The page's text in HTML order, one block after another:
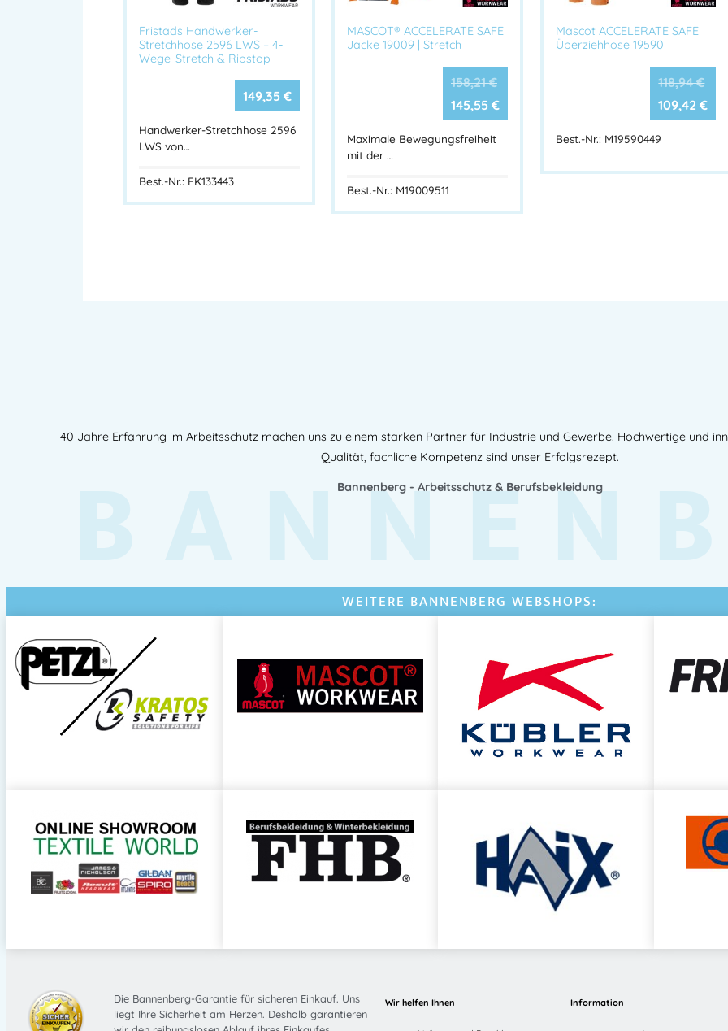
Fristads Handwerker-
Stretchhose 2596 LWS – 4-
Wege-Stretch & Ripstop
149,35 €
Handwerker-Stretchhose 2596
LWS von…
Best.-Nr.: FK133443
MASCOT® ACCELERATE SAFE
Jacke 19009 | Stretch
158,21€
145,55 €
Maximale Bewegungsfreiheit
mit der …
Best.-Nr.: M19009511
Mascot ACCELERATE SAFE
Überziehhose 19590
118,94€
109,42€
Best.-Nr.: M19590449
40 Jahre Erfahrung im Arbeitsschutz machen uns zu einem starken Partner für Industrie und Gewerbe. Hochwertige und
Qualität, fachliche Kompetenz sind unser Erfolgsrezept.
Bannenberg - Arbeitsschutz & Berufsbekleidung
WEITERE BANNENBERG WEBSHOPS:
Die Bannenberg-Garantie für sicheren Einkauf. Uns
liegt Ihre Sicherheit am Herzen. Deshalb garantieren
Wir helfen Ihnen Information